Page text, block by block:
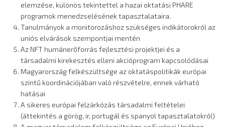
elemzése, különös tekintettel a hazai oktatási PHARE
programok menedzselésének tapasztalataira.
Tanulmányok a monitorozáshoz szükséges indikátorokról az
uniós elvárások szempontjai mentén
Az NFT humánerőforrás fejlesztési projektjei és a
társadalmi kirekesztés elleni akcióprogram kapcsolódásai
Magyarország felkészültsége az oktatáspolitikák európai
szintű koordinációjában való részvételre, ennek várható
hatásai
A sikeres európai felzárkózás társadalmi feltételei
(áttekintés a görög, ir, portugál és spanyol tapasztalatokról)